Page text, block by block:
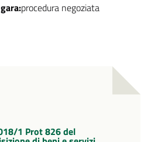
procedura negoziata
1 Prot 826 del